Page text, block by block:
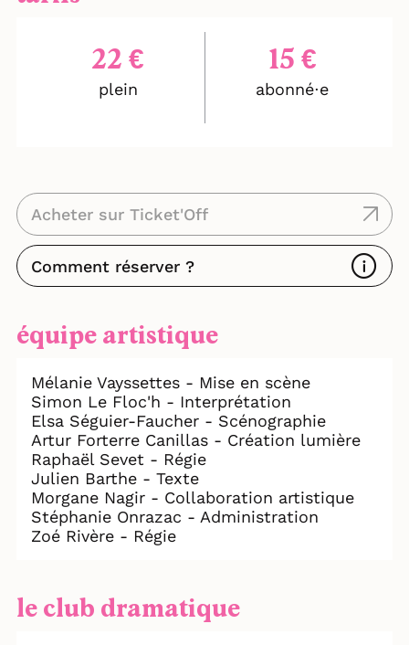
22 €
plein
15 €
abonné⋅e
Acheter sur Ticket'Off
Comment réserver ?
équipe artistique
Mélanie Vayssettes - Mise en scène
Simon Le Floc'h - Interprétation
Elsa Séguier-Faucher - Scénographie
Artur Forterre Canillas - Création lumière
Raphaël Sevet - Régie
Julien Barthe - Texte
Morgane Nagir - Collaboration artistique
Stéphanie Onrazac - Administration
Zoé Rivère - Régie
le club dramatique